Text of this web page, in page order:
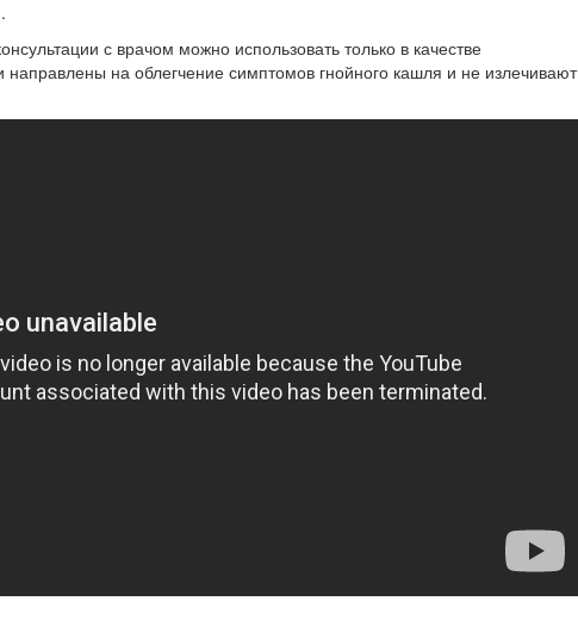
с врачом можно использовать только в качестве
направлены на облегчение симптомов гнойного кашля и не излечивают